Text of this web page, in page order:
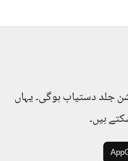
جلد دستیاب ہوگی۔ یہاں
ہیں۔